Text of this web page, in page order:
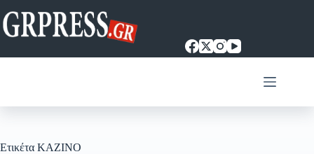
στο
περιεχόμενο
Ετικέτα ΚΑΖΙΝΟ